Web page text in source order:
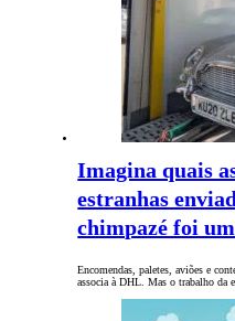
Imagina quais
estranhas
chimpazé foi
Encomendas, paletes, aviões e
associa à DHL. Mas o trabalho da